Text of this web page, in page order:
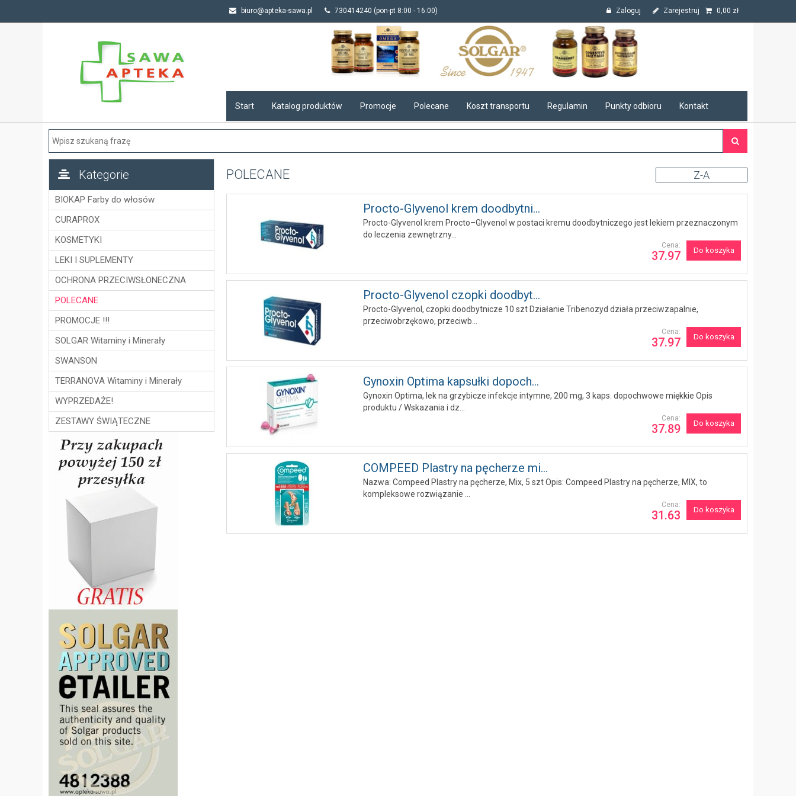
biuro@apteka-sawa.pl 730414240 (pon-pt 8:00 - 16:00) 0,00 zł
Zaloguj Zarejestruj
Start Katalog produktów Promocje Polecane Koszt transportu Regulamin Punkty odbioru Kontakt
Kategorie
BIOKAP Farby do włosów
CURAPROX
KOSMETYKI
LEKI I SUPLEMENTY
OCHRONA PRZECIWSŁONECZNA
POLECANE
PROMOCJE !!!
SOLGAR Witaminy i Minerały
SWANSON
TERRANOVA Witaminy i Minerały
WYPRZEDAŻE!
ZESTAWY ŚWIĄTECZNE
POLECANE Z-A
Procto-Glyvenol krem doodbytni...
Procto-Glyvenol krem Procto–Glyvenol w postaci kremu doodbytniczego jest lekiem przeznaczonym
do leczenia zewnętrzny...
Do koszyka
Cena:
37.97
Procto-Glyvenol czopki doodbyt...
Procto-Glyvenol, czopki doodbytnicze 10 szt Działanie Tribenozyd działa przeciwzapalnie,
przeciwobrzękowo, przeciwb...
Do koszyka
Cena:
37.97
Gynoxin Optima kapsułki dopoch...
Gynoxin Optima, lek na grzybicze infekcje intymne, 200 mg, 3 kaps. dopochwowe miękkie Opis
produktu / Wskazania i dz...
Do koszyka
Cena:
37.89
COMPEED Plastry na pęcherze mi...
Nazwa: Compeed Plastry na pęcherze, Mix, 5 szt Opis: Compeed Plastry na pęcherze, MIX, to
kompleksowe rozwiązanie ...
Do koszyka
Cena:
31.63